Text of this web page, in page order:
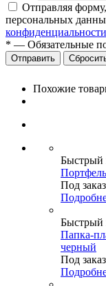
Отправляя
персональных
конфиденциальности
* — Обязательные
Похожие
Быстрый
Под заказ
Быстрый
Папка-
черный
Под заказ